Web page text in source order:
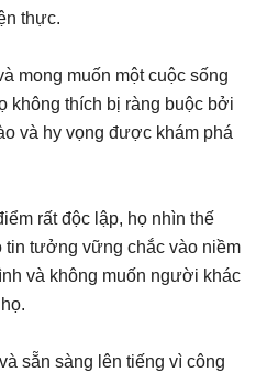
thực.
mong muốn một cuộc sống
không thích bị ràng buộc bởi
và hy vọng được khám phá
rất độc lập, họ nhìn thế
tin tưởng vững chắc vào niềm
và không muốn người khác
sẵn sàng lên tiếng vì công